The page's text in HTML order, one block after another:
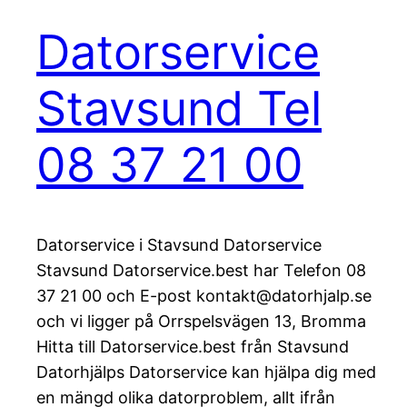
Datorservice
Stavsund Tel
08 37 21 00
Datorservice i Stavsund Datorservice
Stavsund Datorservice.best har Telefon 08
37 21 00 och E-post kontakt@datorhjalp.se
och vi ligger på Orrspelsvägen 13, Bromma
Hitta till Datorservice.best från Stavsund
Datorhjälps Datorservice kan hjälpa dig med
en mängd olika datorproblem, allt ifrån